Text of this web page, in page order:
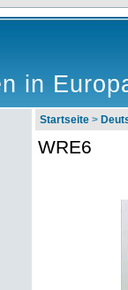
in
Startseite >
WRE6